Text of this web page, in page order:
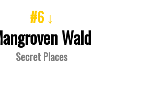
#6 ↓
Wald
Secret Places